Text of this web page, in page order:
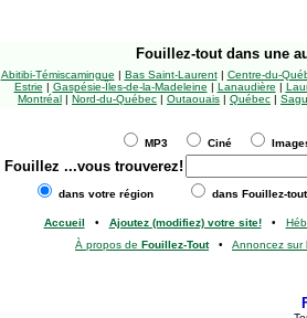
Fouillez-tout dans une
Abitibi-Témiscamingue | Bas Saint-Laurent| Centre-du-
Estrie | Gaspésie-Îles-de-la-Madeleine | Lanaudière |
Montréal | Nord-du-Québec | Outaouais | Québec |
MP3 Ciné
Fouillez ...vous trouverez!
dans votre région dans Fouillez-tout
Accueil • Ajoutez (modifiez) votre site!•
À propos de Fouillez-Tout• Annoncez sur